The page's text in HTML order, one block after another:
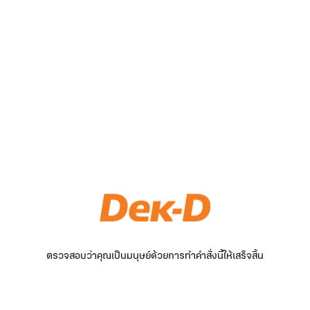
ตรวจสอบว่าคุณเป็นมนุษย์ด้วยการทำคำสั่งนี้ให้เสร็จสิ้น